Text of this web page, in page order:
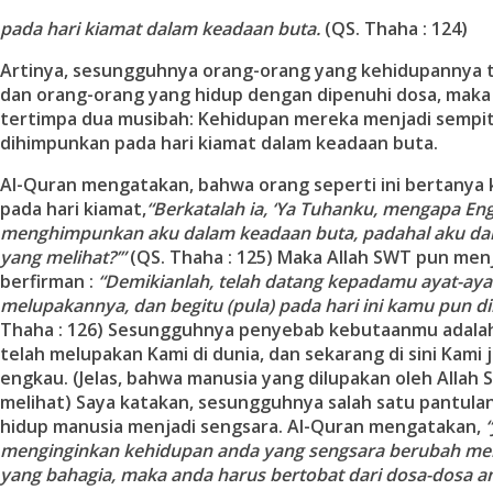
pada hari kiamat dalam keadaan buta. (QS. Thaha : 124)
Artinya, sesungguhnya orang-orang yang kehidupannya
dan orang-orang yang hidup dengan dipenuhi dosa,
tertimpa dua musibah: Kehidupan mereka menjadi
dihimpunkan pada hari kiamat dalam keadaan buta.
Al-Quran mengatakan, bahwa orang seperti ini bertanya
pada hari kiamat,“Berkatalah ia, ‘Ya Tuhanku, mengapa
menghimpunkan aku dalam keadaan buta, padahal aku
yang melihat?’”(QS. Thaha : 125) Maka Allah SWT pun
berfirman : “Demikianlah, telah datang kepadamu ayat-
melupakannya, dan begitu (pula) pada hari ini kamu pun
Thaha : 126) Sesungguhnya penyebab kebutaanmu
telah melupakan Kami di dunia, dan sekarang di sini Kami
engkau. (Jelas, bahwa manusia yang dilupakan oleh Allah
melihat) Saya katakan, sesungguhnya salah satu
hidup manusia menjadi sengsara. Al-Quran mengatakan,
menginginkan kehidupan anda yang sengsara berubah
yang bahagia, maka anda harus bertobat dari dosa-dosa